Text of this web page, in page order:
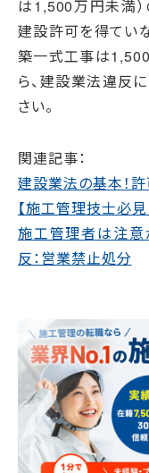
は1,500万円未満
建設許可を得てい
築一式工事は
ら、建設業法違反
さい。
関連記事：
建設業法の基本！
【施工管理技士必
施工管理者は注意
反：営業禁止処分